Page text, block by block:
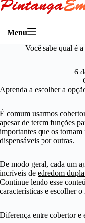
Menu
Você sabe qual é
6
Aprenda a escolher a
É comum usarmos
apesar de terem funções
importantes que os
dispensáveis por outras.
De modo geral, cada um
incríveis de edredom
Continue lendo esse
características e escolher
Diferença entre cobertor e